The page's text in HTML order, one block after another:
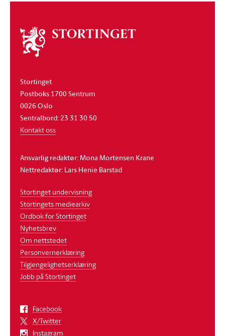
Om
stortinget
Stortinget
Postboks 1700 Sentrum
0026 Oslo
Sentralbord: 23 31 30 50
Kontakt oss
Ansvarlig redaktør: Mona Mortensen Krane
Nettredaktør: Lars Henie Barstad
Stortinget undervisning
Stortingets mediearkiv
Ordbok for Stortinget
Nyhetsbrev
Om nettstedet
Personvernerklæring
Tilgjengelighetserklæring
Jobb på Stortinget
Facebook
X/Twitter
Instagram